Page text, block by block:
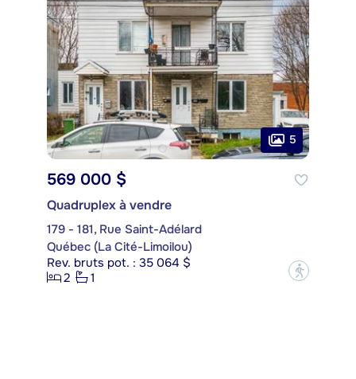
5
569 000 $
Quadruplex à vendre
179 - 181, Rue Saint-Adélard
Québec (La Cité-Limoilou)
Rev. bruts pot. : 35 064 $
2
1 ?